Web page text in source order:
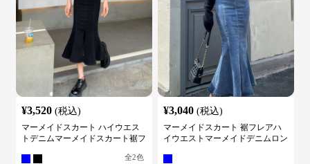
¥3,520 (税込)
マーメイドスカート ハイウエス
トデニムマーメイドスカート裾フ
全2色
¥3,040 (税込)
マーメイドスカート 裾フレアハ
イウエストマーメイドデニムロン